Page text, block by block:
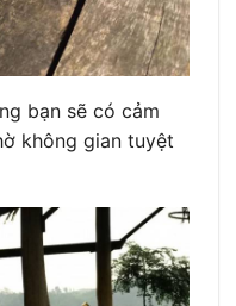
bạn sẽ có cảm
không gian tuyệt